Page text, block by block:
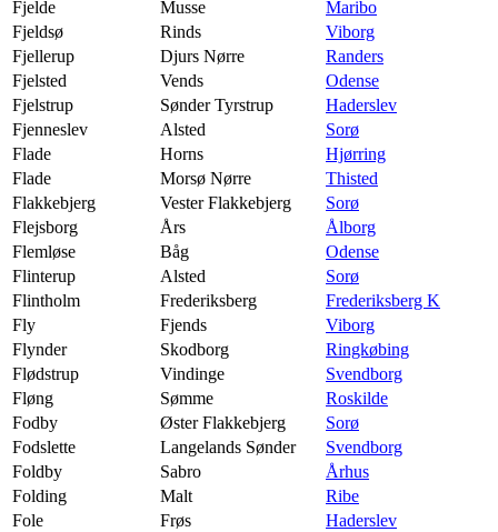
Fjelde
Musse
Maribo
Fjeldsø
Rinds
Viborg
Fjellerup
Djurs Nørre
Randers
Fjelsted
Vends
Odense
Fjelstrup
Sønder Tyrstrup
Haderslev
Fjenneslev
Alsted
Sorø
Flade
Horns
Hjørring
Flade
Morsø Nørre
Thisted
Flakkebjerg
Vester Flakkebjerg
Sorø
Flejsborg
Års
Ålborg
Flemløse
Båg
Odense
Flinterup
Alsted
Sorø
Flintholm
Frederiksberg
Frederiksberg K
Fly
Fjends
Viborg
Flynder
Skodborg
Ringkøbing
Flødstrup
Vindinge
Svendborg
Fløng
Sømme
Roskilde
Fodby
Øster Flakkebjerg
Sorø
Fodslette
Langelands Sønder
Svendborg
Foldby
Sabro
Århus
Folding
Malt
Ribe
Fole
Frøs
Haderslev